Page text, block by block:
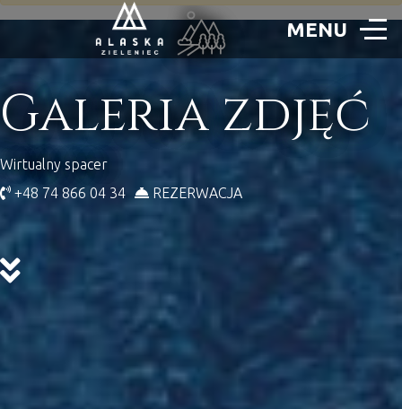
Galeria zdjęć
Wirtualny spacer
+48 74 866 04 34
REZERWACJA